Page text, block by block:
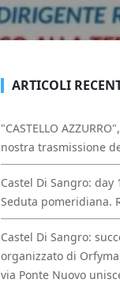
ARTICOLI
"CASTELLO
nostra trasmissione
Castel Di Sangro:
Seduta pomeridiana.
Castel Di Sangro:
organizzato di
via Ponte Nuovo